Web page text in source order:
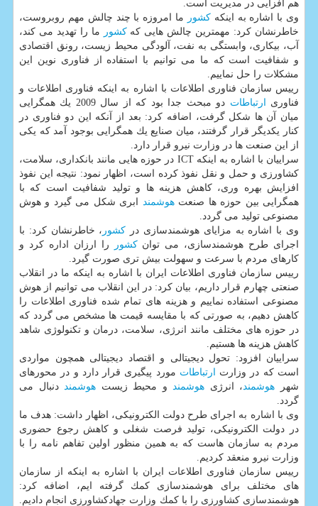
هم افزایی در مدیریت است.
وی با اشاره به اینكهكشور
ما امروزه با چند چالش مهم روبروست،
خاطرنشان كرد: مهمترین چالش هایی كهكشور
ما را تهدید می كند،
آب، بیكاری، وابستگی به نفت، آلودگی محیط زیست، رونق اقتصادی
و شفافیت است كه ما می توانیم با استفاده از فناوری نوین این
مشكلات را حل نماییم.
رییس سازمان فناوری اطلاعات با اشاره به اینكه فناوری اطلاعات و
فناوری ارتباطات
دو مبحث جدا بود كه از سال 2009 یك همگرایی
میان آن ها شكل گرفت، اضافه كرد: بعد از آنكه این دو فناوری در
كنار یكدیگر قرار گرفتند، میان صنایع یك همگرایی بوجود آمد كه یكی
از این صنعت ها در وزارت نیرو قرار دارد.
سراییان با اشاره به اینكه ICT در حوزه هایی مانند بانكداری، سلامت،
كشاورزی و حمل و نقل نفوذ كرده است، اظهار نمود: نتیجه این نفوذ
افزایش بهره وری، كاهش هزینه ها و تولید شفافیت است كه با
همگرایی بین حوزه ها صنعتهوشمند ابری شكل می گیرد و هوش
مصنوعی تولید می گردد.
وی با اشاره به مزایای هوشمندسازی در كشور ، خاطرنشان كرد: با
اجرای طرح هوشمندسازی، می توانكشور
را ارزان اداره كرد و
كارهای مردم با سرعت و سهولت بیش تری صورت گیرد.
رییس سازمان فناوری اطلاعات ایران با اشاره به اینكه ما در انقلاب
صنعتی چهارم قرار داریم، بیان كرد: در این انقلاب می توانیم از هوش
مصنوعی استفاده نماییم و هزینه های تمام شده فناوری اطلاعات را
كاهش دهیم، به صورتی كه با مقایسه قیمت ها مشخص می گردد كه
در حوزه های مختلف مانند انرژی، سلامت، درمان و تكنولوژی شاهد
كاهش هزینه ها هستیم.
سراییان افزود: تحول دیجیتالی و اقتصاد دیجیتالی همچون مواردی
است كه در وزارت ارتباطات مورد پیگیری قرار دارد و در محورهای
شهر هوشمند ، انرژی هوشمند و محیط زیست هوشمند دنبال می
گردد.
وی با اشاره به اجرای طرح دولت الكترونیكی، اظهار داشت: هدف ما
در دولت الكترونیكی، تولید فرصت شغلی و كاهش رجوع حضوری
مردم به سازمان هاست كه به همین منظور اولین تفاهم نامه را با
وزارت نیرو منعقد كردیم.
رییس سازمان فناوری اطلاعات ایران با اشاره به اینكه از سازمان
های مختلف برای هوشمندسازی كمك گرفته ایم، اضافه كرد:
هوشمندسازی كشاورزی را با كمك وزارت جهادكشاورزی انجام دادیم.